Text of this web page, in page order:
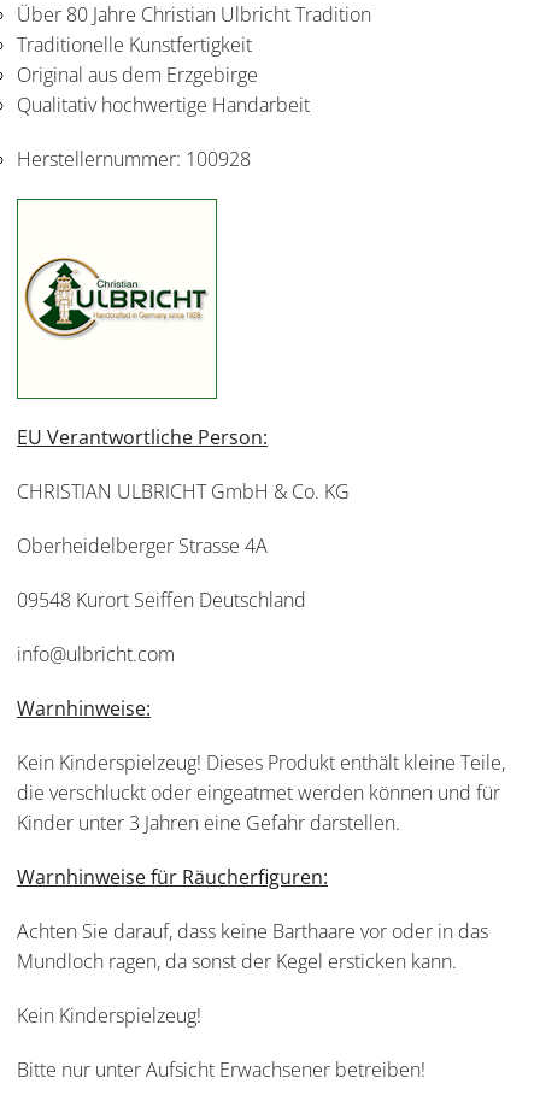
Über 80 Jahre Christian Ulbricht Tradition
Traditionelle Kunstfertigkeit
Original aus dem Erzgebirge
Qualitativ hochwertige Handarbeit
Herstellernummer: 100928
EU Verantwortliche Person:
CHRISTIAN ULBRICHT GmbH & Co. KG
Oberheidelberger Strasse 4A
09548 Kurort Seiffen Deutschland
info@ulbricht.com
Warnhinweise:
Kein Kinderspielzeug! Dieses Produkt enthält kleine Teile,
die verschluckt oder eingeatmet werden können und für
Kinder unter 3 Jahren eine Gefahr darstellen.
Warnhinweise für Räucherfiguren:
Achten Sie darauf, dass keine Barthaare vor oder in das
Mundloch ragen, da sonst der Kegel ersticken kann.
Kein Kinderspielzeug!
Bitte nur unter Aufsicht Erwachsener betreiben!